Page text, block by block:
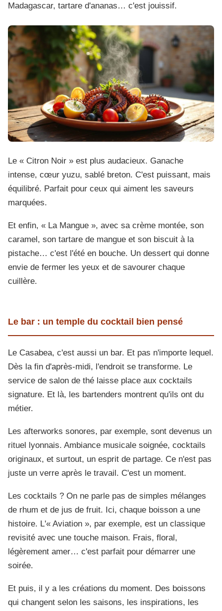
Madagascar, tartare d'ananas… c'est jouissif.
Le « Citron Noir » est plus audacieux. Ganache
intense, cœur yuzu, sablé breton. C'est puissant, mais
équilibré. Parfait pour ceux qui aiment les saveurs
marquées.
Et enfin, « La Mangue », avec sa crème montée, son
caramel, son tartare de mangue et son biscuit à la
pistache… c'est l'été en bouche. Un dessert qui donne
envie de fermer les yeux et de savourer chaque
cuillère.
Le bar : un temple du cocktail bien pensé
Le Casabea, c'est aussi un bar. Et pas n'importe lequel.
Dès la fin d'après-midi, l'endroit se transforme. Le
service de salon de thé laisse place aux cocktails
signature. Et là, les bartenders montrent qu'ils ont du
métier.
Les afterworks sonores, par exemple, sont devenus un
rituel lyonnais. Ambiance musicale soignée, cocktails
originaux, et surtout, un esprit de partage. Ce n'est pas
juste un verre après le travail. C'est un moment.
Les cocktails ? On ne parle pas de simples mélanges
de rhum et de jus de fruit. Ici, chaque boisson a une
histoire. L'« Aviation », par exemple, est un classique
revisité avec une touche maison. Frais, floral,
légèrement amer… c'est parfait pour démarrer une
soirée.
Et puis, il y a les créations du moment. Des boissons
qui changent selon les saisons, les inspirations, les